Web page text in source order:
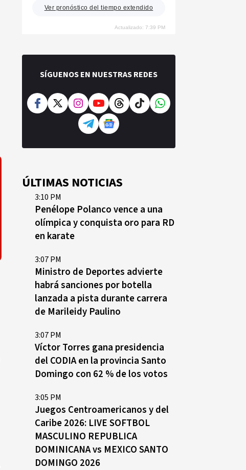
Ver pronóstico del tiempo extendido
Actualizado: 7:39 PM
SÍGUENOS EN NUESTRAS REDES
ÚLTIMAS NOTICIAS
3:10 PM
Penélope Polanco vence a una
olímpica y conquista oro para RD
en karate
3:07 PM
Ministro de Deportes advierte
habrá sanciones por botella
lanzada a pista durante carrera
de Marileidy Paulino
3:07 PM
Víctor Torres gana presidencia
del CODIA en la provincia Santo
Domingo con 62 % de los votos
3:05 PM
Juegos Centroamericanos y del
Caribe 2026: LIVE SOFTBOL
MASCULINO REPUBLICA
DOMINICANA vs MEXICO SANTO
DOMINGO 2026